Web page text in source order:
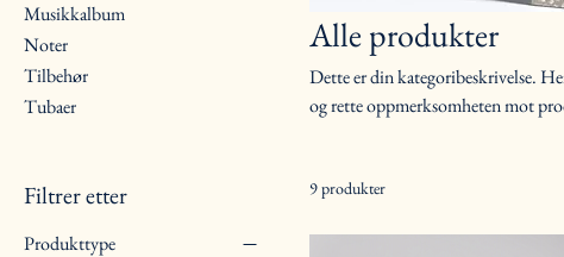
Musikkalbum
Noter
Tilbehør
Tubaer
Filtrer etter
Produkttype
Alle produkter
Dette er din kategoribeskrivelse.
og rette oppmerksomheten mot
9 produkter